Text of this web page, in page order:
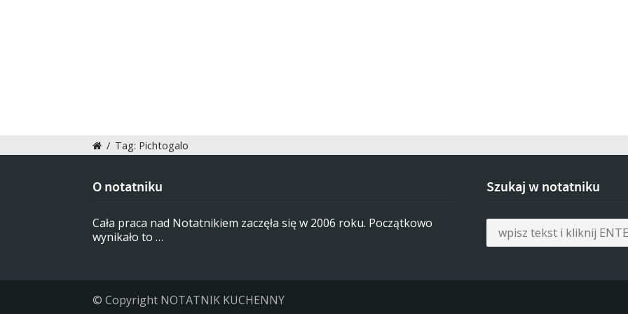
/ Tag: Pichtogalo
O notatniku
Cała praca nad Notatnikiem zaczęła się w 2006 roku. Początkowo
wynikało to …
Szukaj w notatniku
© Copyright NOTATNIK KUCHENNY